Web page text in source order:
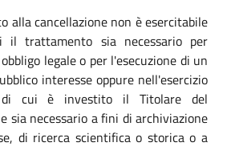
alla cancellazione non è esercitabile
trattamento sia necessario per
legale o per l'esecuzione di un
interesse oppure nell'esercizio
cui è investito il Titolare del
sia necessario a fini di archiviazione
di ricerca scientifica o storica o a